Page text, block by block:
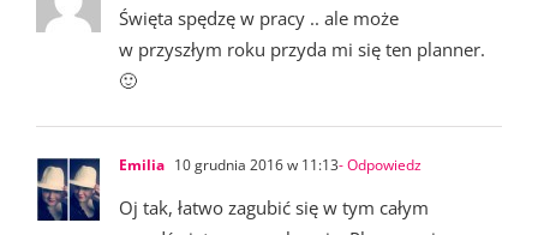
Święta spędzę w pracy .. ale może
w przyszłym roku przyda mi się ten planner.
🙂
Emilia 10 grudnia 2016 w 11:13- Odpowiedz
Oj tak, łatwo zagubić się w tym całym